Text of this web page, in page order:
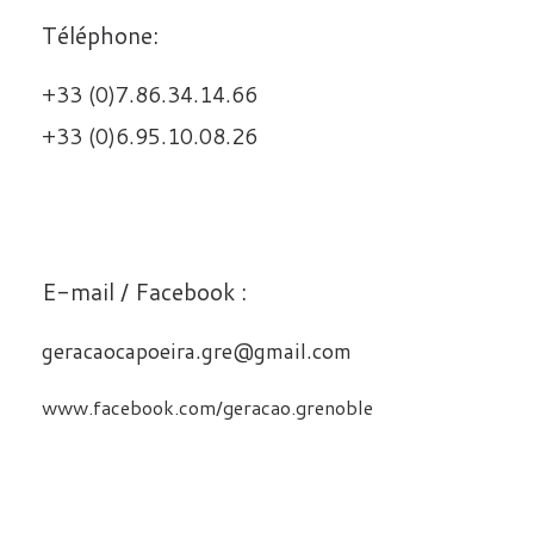
Téléphone:
+33 (0)7.86.34.14.66
+33 (0)6.95.10.08.26
E-mail / Facebook :
geracaocapoeira.gre@gmail.com
www.facebook.com/geracao.grenoble